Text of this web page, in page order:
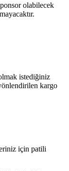
olabilecek
istediğiniz
kargo
için patili